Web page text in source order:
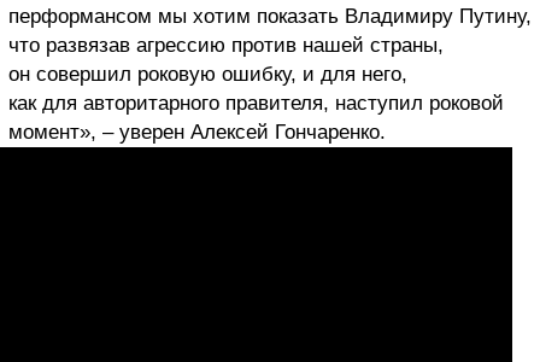
перформансом мы хотим показать Владимиру Путину,
что развязав агрессию против нашей страны,
он совершил роковую ошибку, и для него,
как для авторитарного правителя, наступил роковой
момент», – уверен Алексей Гончаренко.